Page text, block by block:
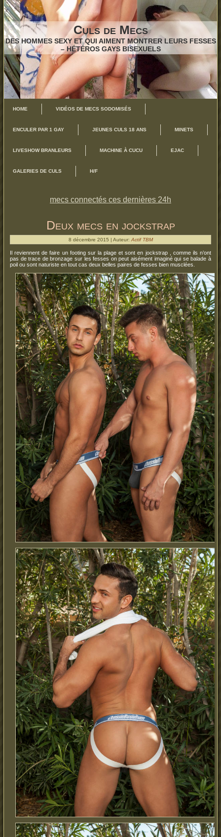
Culs de Mecs
DES HOMMES SEXY ET QUI AIMENT MONTRER LEURS FESSES
– HÉTÉROS GAYS BISEXUELS
HOME VIDÉOS DE MECS SODOMISÉS
ENCULER PAR 1 GAY JEUNES CULS 18 ANS MINETS
LIVESHOW BRANLEURS MACHINE À CUCU EJAC
GALERIES DE CULS H/F
mecs connectés ces dernières 24h
Deux mecs en jockstrap
8 décembre 2015 | Auteur: Actif TBM
Il reviennent de faire un footing sur la plage et sont en jockstrap , comme ils n’ont
pas de trace de bronzage sur les fesses on peut aisément imaginé qui se balade à
poil ou sont naturiste en tout cas deux belles paires de fesses bien musclées.